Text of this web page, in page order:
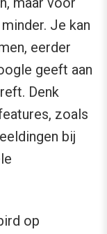
Je kan
eerder
geeft aan
Denk
zoals
bij
op